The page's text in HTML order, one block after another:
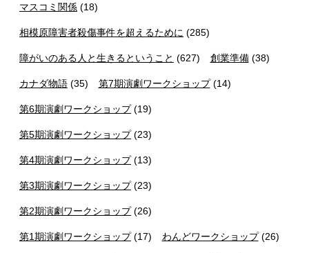
マスコミ関係 (18)
相模原障害者殺傷事件を超えるために (285)
障がいのある人と生きるということ (627) 創業準備(38)
カナダ物語 (35) 第7期演劇ワークショップ(14)
第6期演劇ワークショップ(19)
第5期演劇ワークショップ(23)
第4期演劇ワークショップ(13)
第3期演劇ワークショップ(23)
第2期演劇ワークショップ(26)
第1期演劇ワークショップ(17) わんどワークショップ(26)